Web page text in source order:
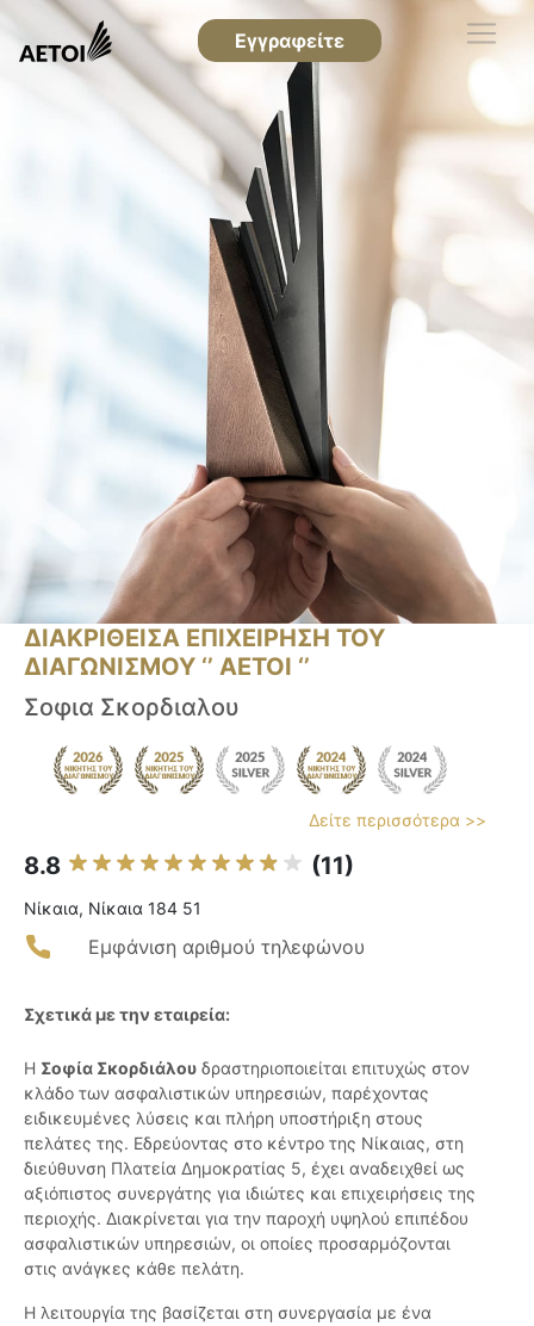
Εγγραφείτε
ΔΙΑΚΡΙΘΕΙΣΑ ΕΠΙΧΕΙΡΗΣΗ ΤΟΥ
ΔΙΑΓΩΝΙΣΜΟΥ ‘’ ΑΕΤΟΙ ‘’
Σοφια Σκορδιαλου
Δείτε περισσότερα >>
8.8 (11)
Νίκαια, Νίκαια 184 51
Εμφάνιση αριθμού τηλεφώνου
Σχετικά με την εταιρεία:
Η Σοφία Σκορδιάλου δραστηριοποιείται επιτυχώς στον
κλάδο των ασφαλιστικών υπηρεσιών, παρέχοντας
ειδικευμένες λύσεις και πλήρη υποστήριξη στους
πελάτες της. Εδρεύοντας στο κέντρο της Νίκαιας, στη
διεύθυνση Πλατεία Δημοκρατίας 5, έχει αναδειχθεί ως
αξιόπιστος συνεργάτης για ιδιώτες και επιχειρήσεις της
περιοχής. Διακρίνεται για την παροχή υψηλού επιπέδου
ασφαλιστικών υπηρεσιών, οι οποίες προσαρμόζονται
στις ανάγκες κάθε πελάτη.
Η λειτουργία της βασίζεται στη συνεργασία με ένα